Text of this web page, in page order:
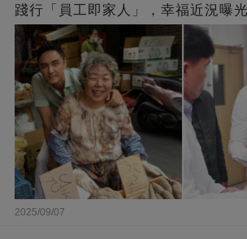
踐行「員工即家人」，幸福近況曝
闆的福報
2025/09/07